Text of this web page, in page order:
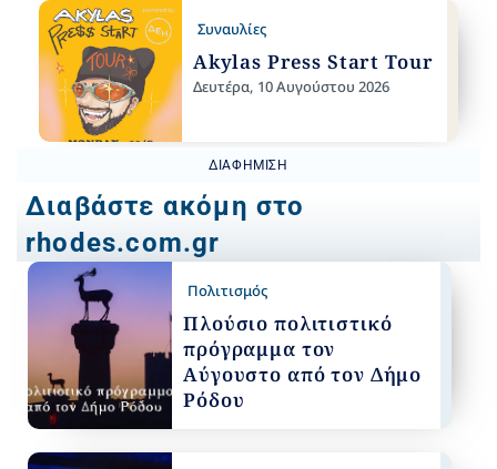
Συναυλίες
Akylas Press Start Tour
Δευτέρα, 10 Αυγούστου 2026
ΔΙΑΦΉΜΙΣΗ
Διαβάστε ακόμη στο
rhodes.com.gr
Πολιτισμός
Πλούσιο πολιτιστικό
πρόγραμμα τον
Αύγουστο από τον Δήμο
Ρόδου